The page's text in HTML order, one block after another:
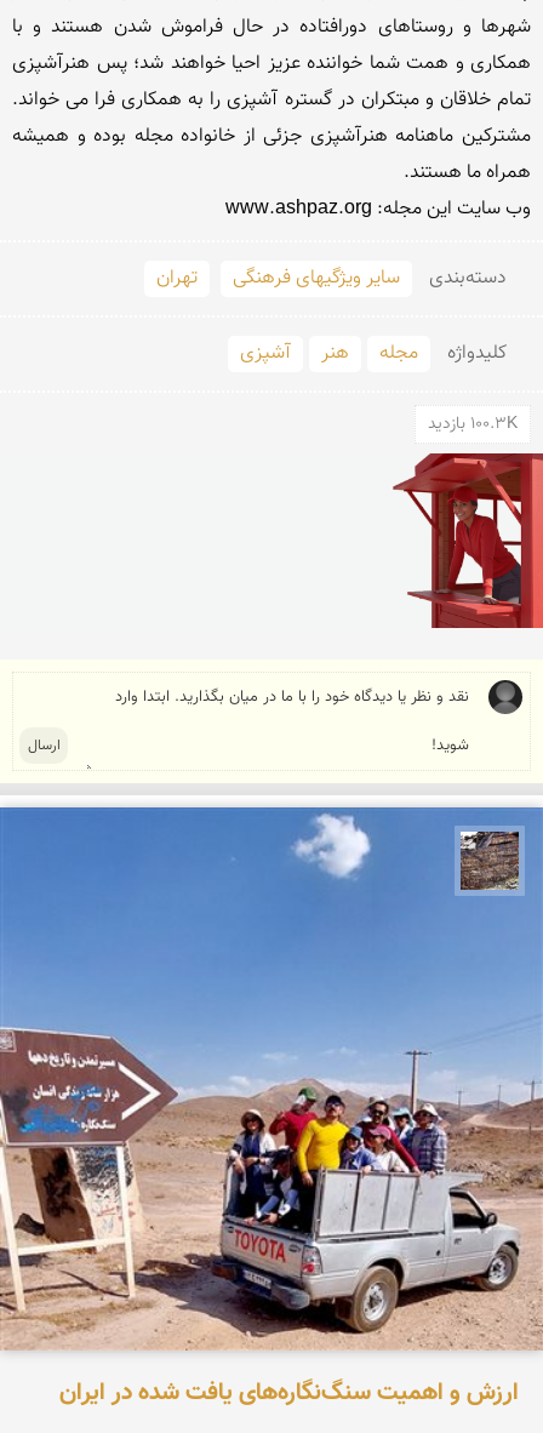
وب سایت این مجله: www.ashpaz.org
دسته‌بندی سایر ویژگیهای فرهنگی تهران
کلید‌واژه مجله هنر آشپزی
100.3K بازدید
محمد ناصری فرد
ارزش و اهمیت سنگ‌نگاره‌های یافت شده در ایران